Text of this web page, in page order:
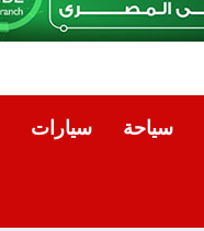
سياحة سيارات